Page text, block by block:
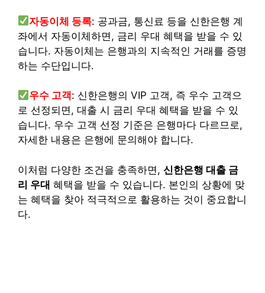
자동이체 등록: 공과금, 통신료 등을 신한은행 계
좌에서 자동이체하면, 금리 우대 혜택을 받을 수 있
습니다. 자동이체는 은행과의 지속적인 거래를 증명
하는 수단입니다.
우수 고객: 신한은행의 VIP 고객, 즉 우수 고객으
로 선정되면, 대출 시 금리 우대 혜택을 받을 수 있
습니다. 우수 고객 선정 기준은 은행마다 다르므로,
자세한 내용은 은행에 문의해야 합니다.
이처럼 다양한 조건을 충족하면, 신한은행 대출 금
리 우대 혜택을 받을 수 있습니다. 본인의 상황에 맞
는 혜택을 찾아 적극적으로 활용하는 것이 중요합니
다.